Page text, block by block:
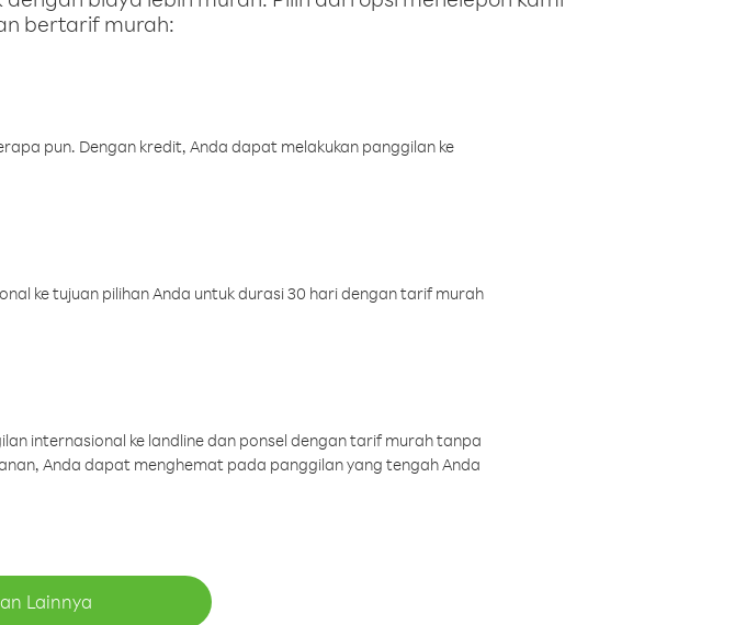
bertarif murah:
pun. Dengan kredit, Anda dapat melakukan panggilan ke
ke tujuan pilihan Anda untuk durasi 30 hari dengan tarif murah
internasional ke landline dan ponsel dengan tarif murah tanpa
Anda dapat menghemat pada panggilan yang tengah Anda
Lainnya